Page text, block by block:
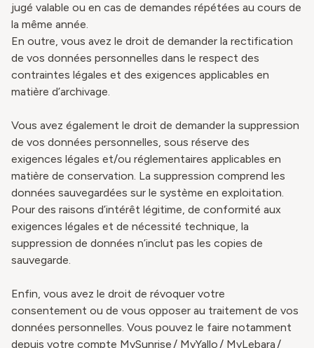
jugé valable ou en cas de demandes répétées au cours de
la même année.
En outre, vous avez le droit de demander la rectification
de vos données personnelles dans le respect des
contraintes légales et des exigences applicables en
matière d’archivage.
Vous avez également le droit de demander la suppression
de vos données personnelles, sous réserve des
exigences légales et/ou réglementaires applicables en
matière de conservation. La suppression comprend les
données sauvegardées sur le système en exploitation.
Pour des raisons d’intérêt légitime, de conformité aux
exigences légales et de nécessité technique, la
suppression de données n’inclut pas les copies de
sauvegarde.
Enfin, vous avez le droit de révoquer votre
consentement ou de vous opposer au traitement de vos
données personnelles. Vous pouvez le faire notamment
depuis votre compte MySunrise / MyYallo / MyLebara /